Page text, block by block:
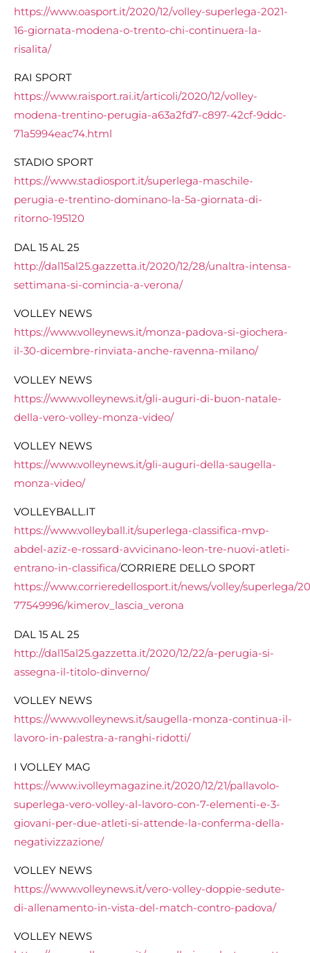
https://www.oasport.it/2020/12/volley-superlega-2021-
16-giornata-modena-o-trento-chi-continuera-la-
risalita/
RAI SPORT
https://www.raisport.rai.it/articoli/2020/12/volley-
modena-trentino-perugia-a63a2fd7-c897-42cf-9ddc-
71a5994eac74.html
STADIO SPORT
https://www.stadiosport.it/superlega-maschile-
perugia-e-trentino-dominano-la-5a-giornata-di-
ritorno-195120
DAL 15 AL 25
http://dal15al25.gazzetta.it/2020/12/28/unaltra-intensa-
settimana-si-comincia-a-verona/
VOLLEY NEWS
https://www.volleynews.it/monza-padova-si-giochera-
il-30-dicembre-rinviata-anche-ravenna-milano/
VOLLEY NEWS
https://www.volleynews.it/gli-auguri-di-buon-natale-
della-vero-volley-monza-video/
VOLLEY NEWS
https://www.volleynews.it/gli-auguri-della-saugella-
monza-video/
VOLLEYBALL.IT
https://www.volleyball.it/superlega-classifica-mvp-
abdel-aziz-e-rossard-avvicinano-leon-tre-nuovi-atleti-
entrano-in-classifica/CORRIERE DELLO SPORT
https://www.corrieredellosport.it/news/volley/superlega/
77549996/kimerov_lascia_verona
DAL 15 AL 25
http://dal15al25.gazzetta.it/2020/12/22/a-perugia-si-
assegna-il-titolo-dinverno/
VOLLEY NEWS
https://www.volleynews.it/saugella-monza-continua-il-
lavoro-in-palestra-a-ranghi-ridotti/
I VOLLEY MAG
https://www.ivolleymagazine.it/2020/12/21/pallavolo-
superlega-vero-volley-al-lavoro-con-7-elementi-e-3-
giovani-per-due-atleti-si-attende-la-conferma-della-
negativizzazione/
VOLLEY NEWS
https://www.volleynews.it/vero-volley-doppie-sedute-
di-allenamento-in-vista-del-match-contro-padova/
VOLLEY NEWS